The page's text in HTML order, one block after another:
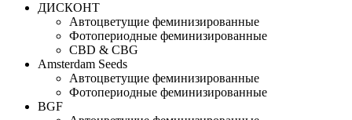
ДИСКОНТ
Автоцветущие феминизированные
Фотопериодные феминизированные
CBD & CBG
Amsterdam Seeds
Автоцветущие феминизированные
Фотопериодные феминизированные
BGF